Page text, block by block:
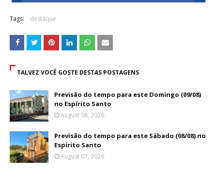
Tags: destaque
TALVEZ VOCÊ GOSTE DESTAS POSTAGENS
Previsão do tempo para este Domingo (09/08)
no Espírito Santo
August 08, 2026
Previsão do tempo para este Sábado (08/08) no
Espírito Santo
August 07, 2026